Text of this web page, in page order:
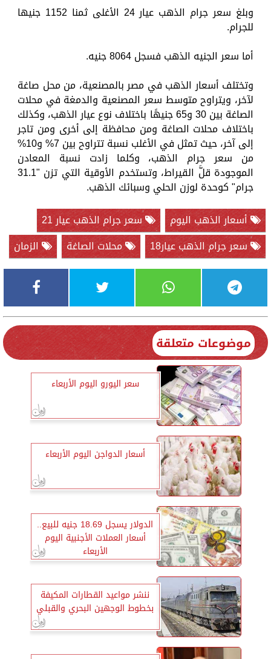
وبلغ سعر جرام الذهب عيار 24 الأغلى ثمنا 1152 جنيها
للجرام.
أما سعر الجنيه الذهب فسجل 8064 جنيه.
وتختلف أسعار الذهب في مصر بالمصنعية، من محل صاغة
لآخر، ويتراوح متوسط سعر المصنعية والدمغة في محلات
الصاغة بين 30 و65 جنيهًا باختلاف نوع عيار الذهب، وكذلك
باختلاف محلات الصاغة ومن محافظة إلى أخرى ومن تاجر
إلى آخر، حيث تمثل في الأغلب نسبة تتراوح بين 7% و10%
من سعر جرام الذهب، وكلما زادت نسبة المعادن
الموجودة قلَّ القيراط، وتستخدم الأوقية التي تزن "31.1
جرام" كوحدة لوزن الحلي وسبائك الذهب.
أسعار الذهب اليوم
سعر جرام الذهب عيار 21
سعر جرام الذهب عيار18
محلات الصاغة الزمان
موضوعات متعلقة
سعر اليورو اليوم الأربعاء
أسعار الدواجن اليوم الأربعاء
الدولار يسجل 18.69 جنيه للبيع..
أسعار العملات الأجنبية اليوم
الأربعاء
ننشر مواعيد القطارات المكيفة
بخطوط الوجهين البحري والقبلي